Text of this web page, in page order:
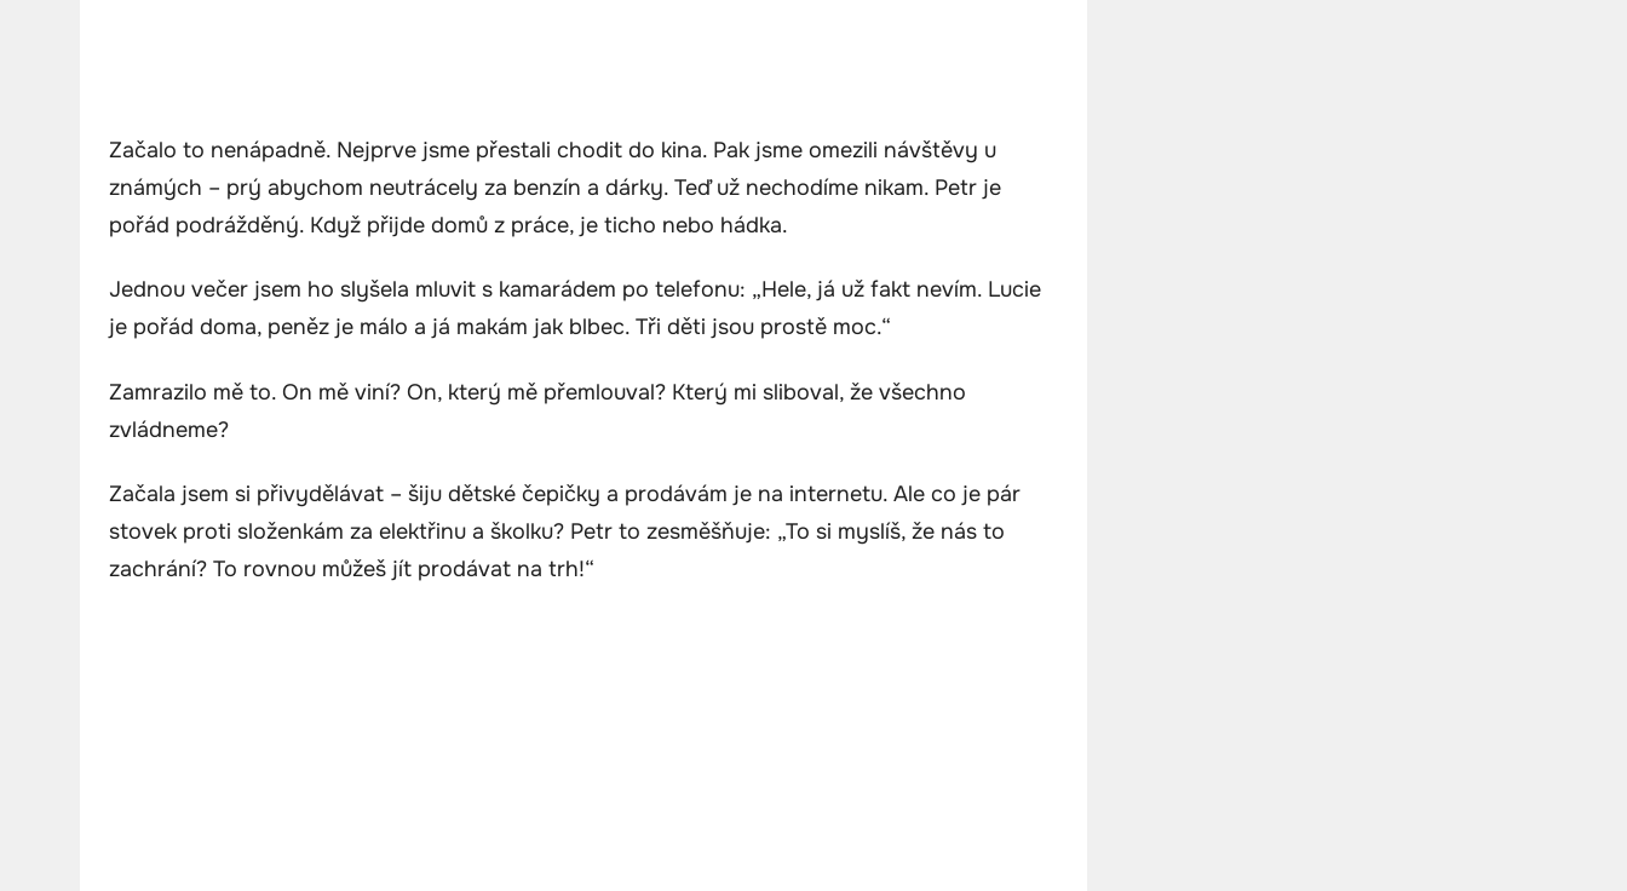
Začalo to nenápadně. Nejprve jsme přestali chodit do kina. Pak jsme omezili návštěvy u
známých – prý abychom neutrácely za benzín a dárky. Teď už nechodíme nikam. Petr je
pořád podrážděný. Když přijde domů z práce, je ticho nebo hádka.
Jednou večer jsem ho slyšela mluvit s kamarádem po telefonu: „Hele, já už fakt nevím. Lucie
je pořád doma, peněz je málo a já makám jak blbec. Tři děti jsou prostě moc.“
Zamrazilo mě to. On mě viní? On, který mě přemlouval? Který mi sliboval, že všechno
zvládneme?
Začala jsem si přivydělávat – šiju dětské čepičky a prodávám je na internetu. Ale co je pár
stovek proti složenkám za elektřinu a školku? Petr to zesměšňuje: „To si myslíš, že nás to
zachrání? To rovnou můžeš jít prodávat na trh!“